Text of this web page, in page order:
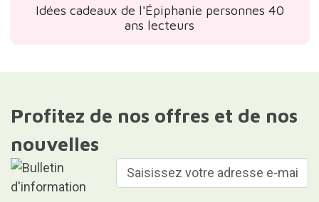
Idées cadeaux de l'Épiphanie personnes 40
ans lecteurs
Profitez de nos offres et de nos
nouvelles